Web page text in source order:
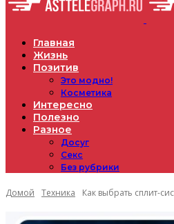
Главная
Жизнь
Позитив
Это модно!
Косметика
Интересно
Полезно
Разное
Досуг
Секс
Без рубрики
Домой Техника Как выбрать сплит-